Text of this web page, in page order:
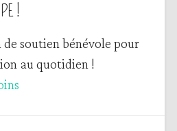
!
de soutien bénévole pour
au quotidien !